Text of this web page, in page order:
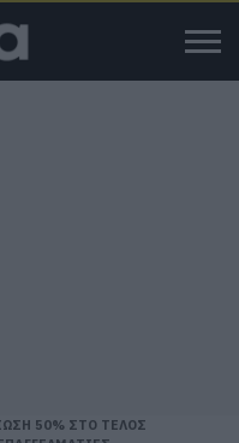
50% ΣΤΟ ΤΕΛΟΣ